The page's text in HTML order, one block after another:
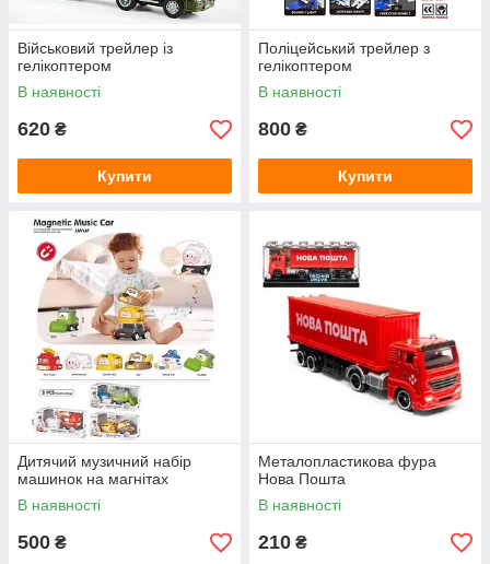
Військовий трейлер із
гелікоптером
В наявності
620 ₴
Купити
Поліцейський трейлер з
гелікоптером
В наявності
800 ₴
Купити
Дитячий музичний набір
машинок на магнітах
В наявності
500 ₴
Металопластикова фура
Нова Пошта
В наявності
210 ₴